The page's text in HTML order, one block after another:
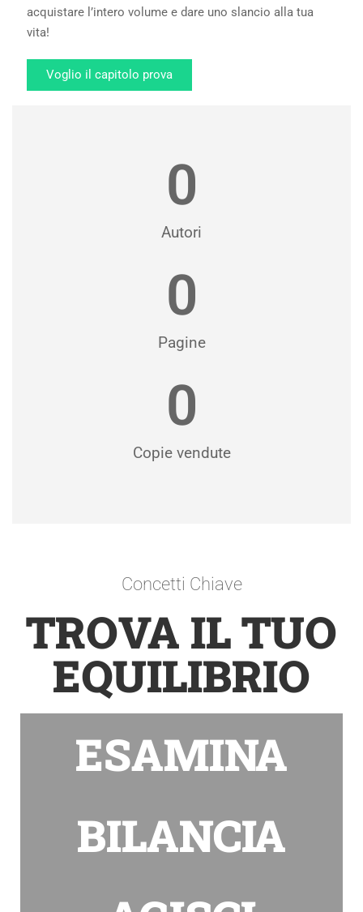
acquistare l’intero volume e dare uno slancio alla tua
vita!
Voglio il capitolo prova
0
Autori
0
Pagine
0
Copie vendute
Concetti Chiave
TROVA IL TUO
EQUILIBRIO
ESAMINA
BILANCIA